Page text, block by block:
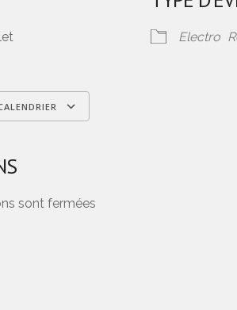
sont fermées
Electro